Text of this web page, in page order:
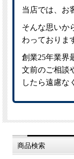
商品検索